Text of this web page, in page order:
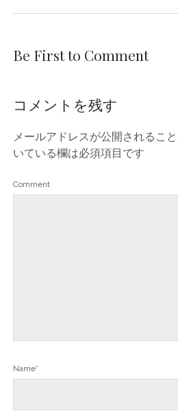
Be First to Comment
コメントを残す
メールアドレスが公開されること
いている欄は必須項目です
Comment
Name*